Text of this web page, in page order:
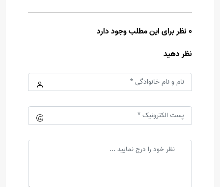
0 نظر برای این مطلب وجود دارد
نظر دهید